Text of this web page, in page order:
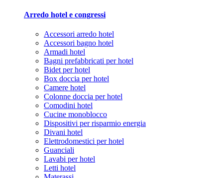
Arredo hotel e congressi
Accessori arredo hotel
Accessori bagno hotel
Armadi hotel
Bagni prefabbricati per hotel
Bidet per hotel
Box doccia per hotel
Camere hotel
Colonne doccia per hotel
Comodini hotel
Cucine monoblocco
Dispositivi per risparmio energia
Divani hotel
Elettrodomestici per hotel
Guanciali
Lavabi per hotel
Letti hotel